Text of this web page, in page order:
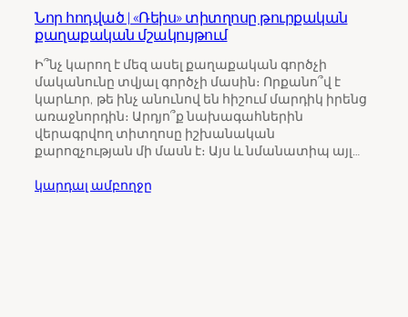
Նոր հոդված | «Ռեիս» տիտղոսը թուրքական
քաղաքական մշակույթում
Ի՞նչ կարող է մեզ ասել քաղաքական գործչի
մականունը տվյալ գործչի մասին։ Որքանո՞վ է
կարևոր, թե ինչ անունով են հիշում մարդիկ իրենց
առաջնորդին։ Արդյո՞ք նախագահներին
վերագրվող տիտղոսը իշխանական
քարոզչության մի մասն է։ Այս և նմանատիպ այլ…
կարդալ ամբողջը